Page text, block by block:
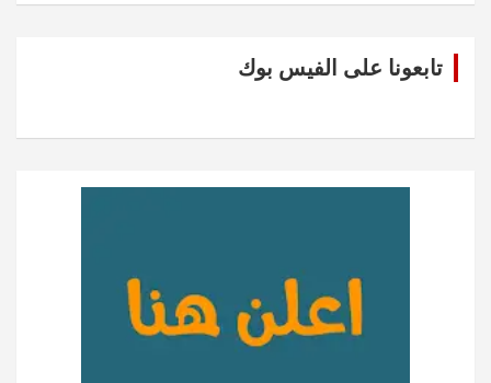
تابعونا على الفيس بوك